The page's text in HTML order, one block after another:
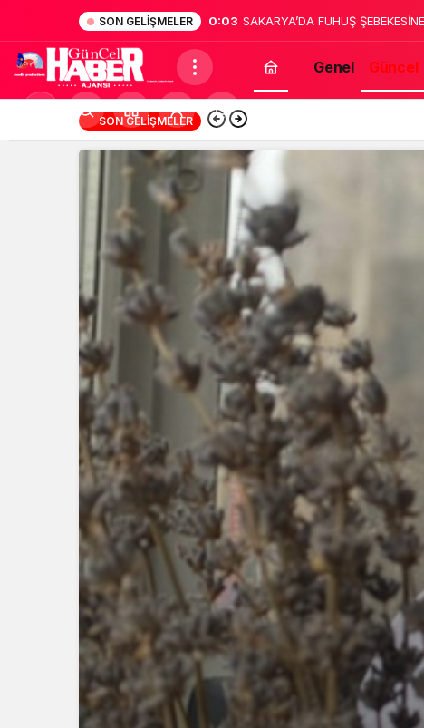
SON GELIŞMELER 0:02 Sakarya’da dehşet: Annesinin
bildirdi
Genel Güncel
değiştir
SON GELIŞMELER